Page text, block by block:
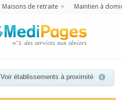
Maisons de retraite Maintien à
Voir établissements à proximité